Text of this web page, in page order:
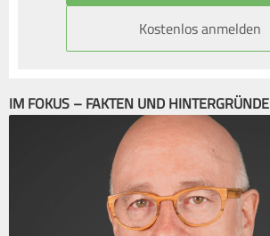
Kostenlos anmelden
IM FOKUS – FAKTEN UND HINTERGRÜNDE